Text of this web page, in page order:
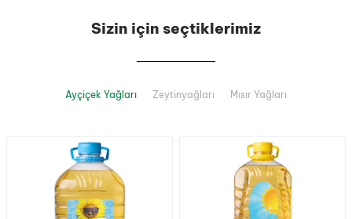
Sizin için seçtiklerimiz
Ayçiçek Yağları Zeytinyağları Mısır Yağları